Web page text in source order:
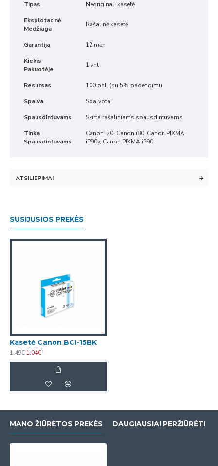
Tipas Neoriginali kasetė
Eksplotacinė
Medžiaga
Rašalinė kasetė
Garantija 12 mėn
Kiekis
Pakuotėje
1 vnt
Resursas 100 psl. (su 5% padengimu)
Spalva Spalvota
Spausdintuvams Skirta rašaliniams spausdintuvams
Tinka
Spausdintuvams
Canon i70, Canon i80, Canon PIXMA
iP90v, Canon PIXMA iP90
ATSILIEPIMAI
SUSIJUSIOS PREKĖS
Kasetė Canon BCI-15BK
1.49€ 1.04€
MANO ŽIŪRĖTOS PREKĖS DAUGIAUSIAI PERŽIŪRĖTI